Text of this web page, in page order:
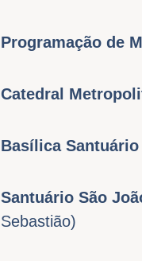
Programação de
Catedral
Basílica Santuário
Santuário São
Sebastião)